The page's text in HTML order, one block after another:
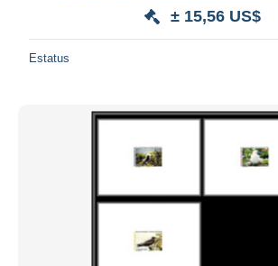
± 15,56 US$
Estatus